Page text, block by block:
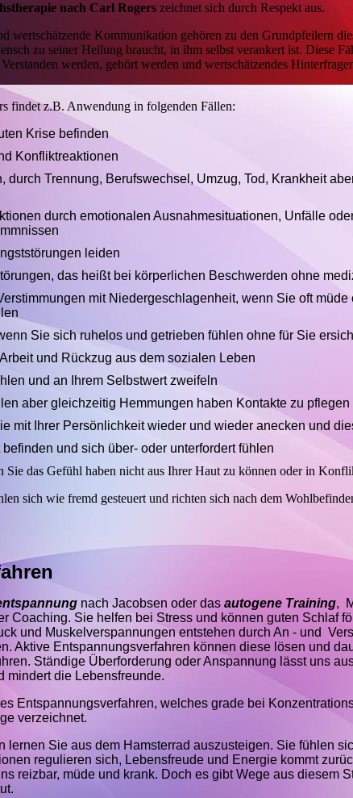
nach Carl Rogers zeichnet sich durch Respekt aus.
wertschätzende Kommunikation gehören zu den Grundpfeilern
zu seiner Heilung braucht, in ihm selbst verankert ist. Diese
werden, gehört werden und wertschätzendes
findet z.B. Anwendung in folgenden Fällen:
Krise befinden
Konfliktreaktionen
durch Trennung, Berufswechsel, Umzug, Tod, Krankheit
durch emotionalen Ausnahmesituationen, Unfälle
leiden
das heißt bei körperlichen Beschwerden ohne
mit Niedergeschlagenheit, wenn Sie oft müde
Sie sich ruhelos und getrieben fühlen ohne für Sie
und Rückzug aus dem sozialen Leben
und an Ihrem Selbstwert zweifeln
aber gleichzeitig Hemmungen haben Kontakte zu
mit Ihrer Persönlichkeit wieder und wieder anecken und
und sich über- oder unterfordert fühlen
Sie das Gefühl haben nicht aus Ihrer Haut zu können oder in
sich wie fremd gesteuert und richten sich nach dem
nach Jacobsen oder das autogene Training,
Coaching. Sie helfen bei Stress und können guten Schlaf
und Muskelverspannungen entstehen durch An - und
Aktive Entspannungsverfahren können diese lösen und
Ständige Überforderung oder Anspannung lässt uns
mindert die Lebensfreunde.
Entspannungsverfahren, welches grade bei
verzeichnet.
lernen Sie aus dem Hamsterrad auszusteigen. Sie fühlen
regulieren sich, Lebensfreude und Energie kommt
reizbar, müde und krank. Doch es gibt Wege aus diesem